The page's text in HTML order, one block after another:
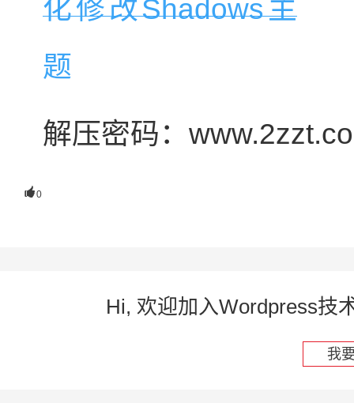
解压密码：
0
Hi, 欢迎加入Wordpress技
我